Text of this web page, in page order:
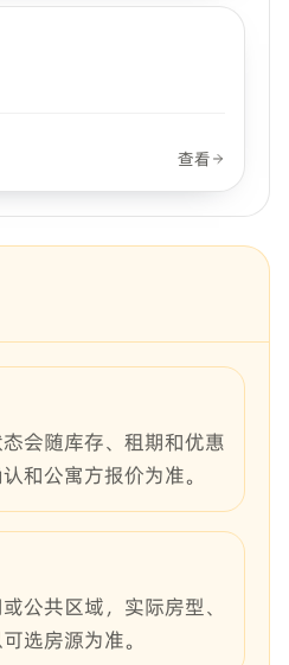
查看
会随库存、租期和优惠
和公寓方报价为准。
公共区域，实际房型、
选房源为准。